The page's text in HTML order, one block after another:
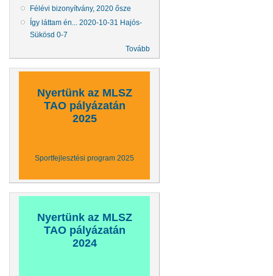
Félévi bizonyítvány, 2020 ősze
Így láttam én... 2020-10-31 Hajós-
Sükösd 0-7
Tovább
Nyertünk az MLSZ
TAO pályázatán
2025
Sportfejlesztési program 2025
Nyertünk az MLSZ
TAO pályázatán
2024